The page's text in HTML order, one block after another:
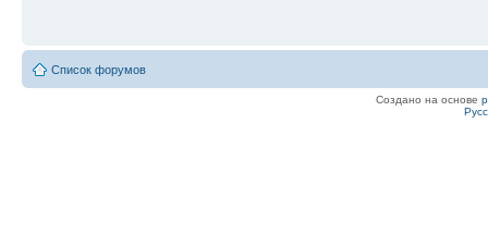
Список форумов
Создано на основе